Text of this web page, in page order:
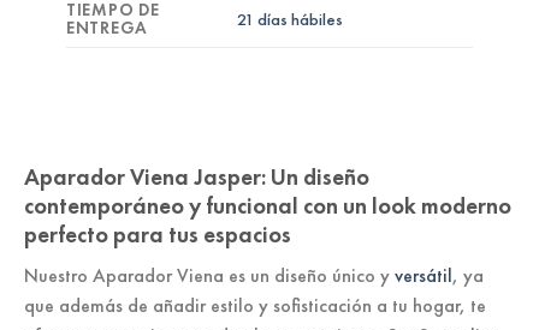
TIEMPO DE
ENTREGA
21 días hábiles
Aparador Viena Jasper: Un diseño
contemporáneo y funcional con un look moderno
perfecto para tus espacios
Nuestro Aparador Viena es un diseño único yversátil, ya
que además de añadir estilo y sofisticación a tu hogar, te